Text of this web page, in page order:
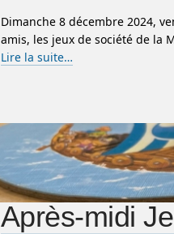
Dimanche 8 décembre 2024,
amis, les jeux de société de la
Lire la suite…
Après-midi